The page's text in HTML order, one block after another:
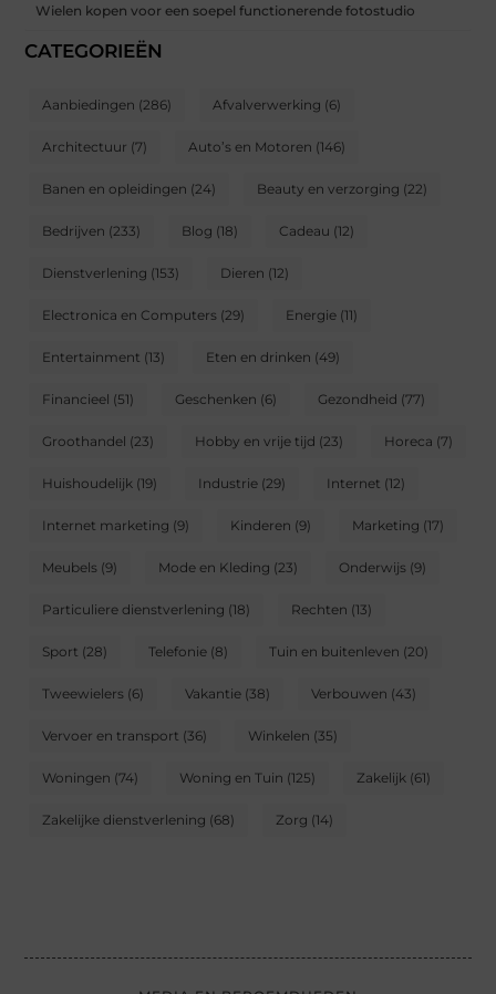
Wielen kopen voor een soepel functionerende fotostudio
CATEGORIEËN
Aanbiedingen (286) Afvalverwerking (6)
Architectuur (7) Auto’s en Motoren (146)
Banen en opleidingen (24) Beauty en verzorging (22)
Bedrijven (233) Blog (18) Cadeau (12)
Dienstverlening (153) Dieren (12)
Electronica en Computers (29) Energie (11)
Entertainment (13) Eten en drinken (49)
Financieel (51) Geschenken (6) Gezondheid (77)
Groothandel (23) Hobby en vrije tijd (23) Horeca (7)
Huishoudelijk (19) Industrie (29) Internet (12)
Internet marketing (9) Kinderen (9) Marketing (17)
Meubels (9) Mode en Kleding (23) Onderwijs (9)
Particuliere dienstverlening (18) Rechten (13)
Sport (28) Telefonie (8) Tuin en buitenleven (20)
Tweewielers (6) Vakantie (38) Verbouwen (43)
Vervoer en transport (36) Winkelen (35)
Woningen (74) Woning en Tuin (125) Zakelijk (61)
Zakelijke dienstverlening (68) Zorg (14)